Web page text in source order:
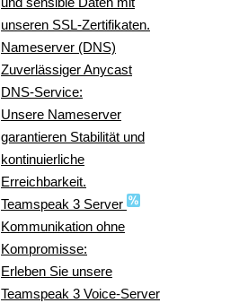
unseren SSL-Zertifikaten.
Nameserver (DNS)
Zuverlässiger Anycast
DNS-Service:
Unsere Nameserver
garantieren Stabilität und
kontinuierliche
Erreichbarkeit.
Teamspeak 3 Server
Kommunikation ohne
Kompromisse:
Erleben Sie unsere
Teamspeak 3 Voice-Server